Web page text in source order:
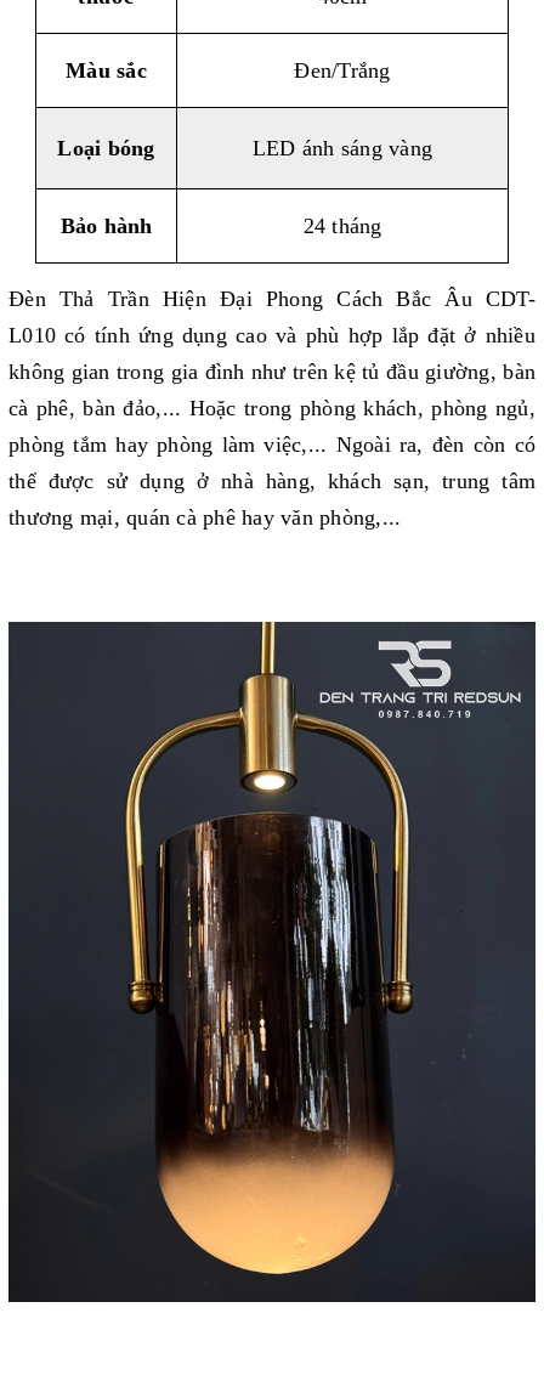
Màu sắc Đen/Trắng
Loại bóng LED ánh sáng vàng
Bảo hành 24 tháng
Đèn Thả Trần Hiện Đại Phong Cách Bắc Âu CDT-
L010 có tính ứng dụng cao và phù hợp lắp đặt ở nhiều
không gian trong gia đình như trên kệ tủ đầu giường, bàn
cà phê, bàn đảo,... Hoặc trong phòng khách, phòng ngủ,
phòng tắm hay phòng làm việc,... Ngoài ra, đèn còn có
thể được sử dụng ở nhà hàng, khách sạn, trung tâm
thương mại, quán cà phê hay văn phòng,...